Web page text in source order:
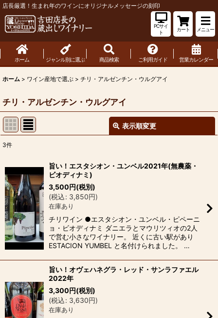
店長厳選！生まれ年のワインにオリジナルメッセージの刻印
PCサイ
ト
カート メニュー
ホーム ジャンル別に選ぶ 商品検索 ご利用ガイド 営業カレンダー
ホーム > ワイン産地で選ぶ > チリ・アルゼンチン・ウルグアイ
チリ・アルゼンチン・ウルグアイ
表示順変更
並び順:
3件
旨い！エスタシオン・ユンベル2021年(無農薬・
ビオディナミ)
3,500円(税別)
(税込: 3,850円)
在庫あり
チリワイン ●エスタシオン・ユンベル・ピペーニ
ョ・ビオディナミ ダニエラとマウリツィオの2人
で営む小さなワイナリー。 近くに古い駅があり
ESTACION YUMBEL と名付けられました。 …
旨い！オヴェハネグラ・レッド・サンラファエル
2022年
3,300円(税別)
(税込: 3,630円)
在庫あり